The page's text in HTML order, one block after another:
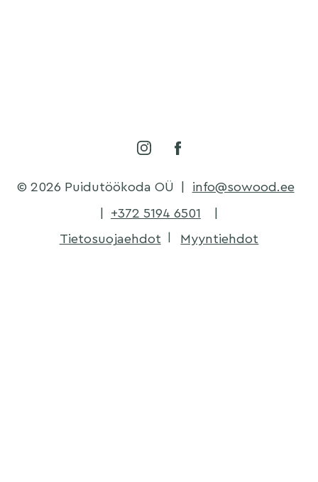
© 2026 Puidutöökoda OÜ
info@sowood.ee
+372 5194 6501
Tietosuojaehdot
Myyntiehdot